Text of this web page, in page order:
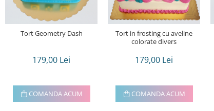
Tort Geometry Dash
179,00 Lei
COMANDA ACUM
Tort in frosting cu aveline
colorate divers
179,00 Lei
COMANDA ACUM